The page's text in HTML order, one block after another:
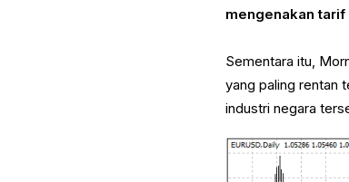
mengenakan
Sementara itu,
yang paling rentan
industri negara